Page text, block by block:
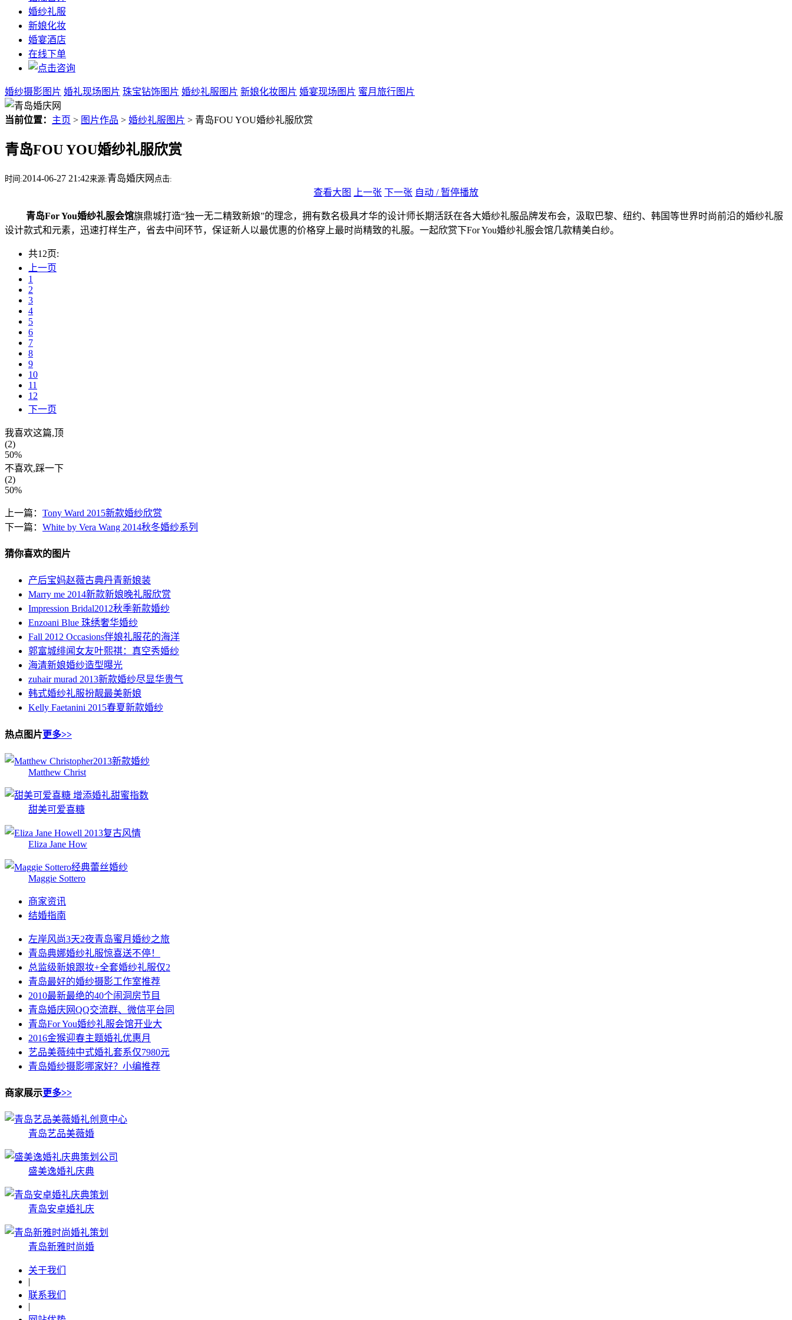
婚纱礼服
新娘化妆
婚宴酒店
在线下单
婚纱摄影图片 婚礼现场图片 珠宝钻饰图片 婚纱礼服图片 新娘化妆图片 婚宴现场图片 蜜月旅行图片
当前位置： 主页 > 图片作品 > 婚纱礼服图片 > 青岛FOU YOU婚纱礼服欣赏
青岛FOU YOU婚纱礼服欣赏
时间:2014-06-27 21:42来源:青岛婚庆网 点击:
查看大图 上一张 下一张 自动 / 暂停播放
青岛For You婚纱礼服会馆旗鼎城打造“独一无二精致新娘”的理念，拥有数名极具才华的设计师长期活跃在各大婚纱礼服品牌发布会，汲取巴黎、纽约、韩国等世界时尚前沿的婚纱礼服
设计款式和元素，迅速打样生产，省去中间环节，保证新人以最优惠的价格穿上最时尚精致的礼服。一起欣赏下For You婚纱礼服会馆几款精美白纱。
共12页:
上一页
1
2
3
4
5
6
7
8
9
10
11
12
下一页
我喜欢这篇,顶
(2)
50%
不喜欢,踩一下
(2)
50%
上一篇： Tony Ward 2015新款婚纱欣赏
下一篇： White by Vera Wang 2014秋冬婚纱系列
猜你喜欢的图片
产后宝妈赵薇古典丹青新娘装
Marry me 2014新款新娘晚礼服欣赏
Impression Bridal2012秋季新款婚纱
Enzoani Blue 珠绣奢华婚纱
Fall 2012 Occasions伴娘礼服花的海洋
郭富城绯闻女友叶熙祺：真空秀婚纱
海清新娘婚纱造型曝光
zuhair murad 2013新款婚纱尽显华贵气
韩式婚纱礼服扮靓最美新娘
Kelly Faetanini 2015春夏新款婚纱
热点图片更多>>
Matthew Christ
甜美可爱喜糖
Eliza Jane How
Maggie Sottero
商家资讯
结婚指南
左岸风尚3天2夜青岛蜜月婚纱之旅
青岛典娜婚纱礼服惊喜送不停！
总监级新娘跟妆+全套婚纱礼服仅2
青岛最好的婚纱摄影工作室推荐
2010最新最绝的40个闹洞房节目
青岛婚庆网QQ交流群、微信平台同
青岛For You婚纱礼服会馆开业大
2016金猴迎春主题婚礼优惠月
艺品美薇纯中式婚礼套系仅7980元
青岛婚纱摄影哪家好？小编推荐
商家展示更多>>
青岛艺品美薇婚
盛美逸婚礼庆典
青岛安卓婚礼庆
青岛新雅时尚婚
关于我们
|
联系我们
|